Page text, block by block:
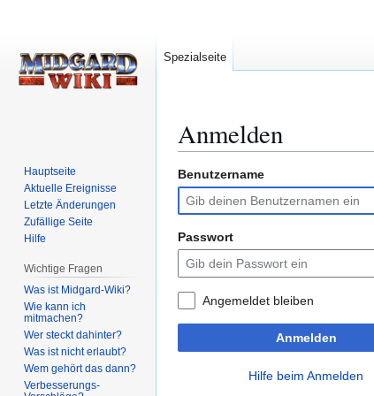
Anmelden
Zur
Navigation
springen
Zur
Suche
springen
Benutzername
Passwort
Angemeldet bleiben
Anmelden
Hilfe beim Anmelden
Spezialseite
Hauptseite
Aktuelle Ereignisse
Letzte Änderungen
Zufällige Seite
Hilfe
Wichtige Fragen
Was ist Midgard-Wiki?
Wie kann ich
mitmachen?
Wer steckt dahinter?
Was ist nicht erlaubt?
Wem gehört das dann?
Verbesserungs-